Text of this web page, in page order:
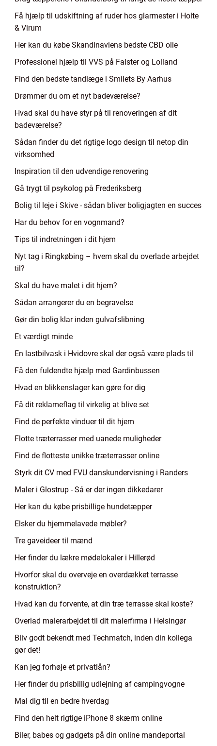
Få hjælp til udskiftning af ruder hos glarmester i Holte
& Virum
Her kan du købe Skandinaviens bedste CBD olie
Professionel hjælp til VVS på Falster og Lolland
Find den bedste tandlæge i Smilets By Aarhus
Drømmer du om et nyt badeværelse?
Hvad skal du have styr på til renoveringen af dit
badeværelse?
Sådan finder du det rigtige logo design til netop din
virksomhed
Inspiration til den udvendige renovering
Gå trygt til psykolog på Frederiksberg
Bolig til leje i Skive - sådan bliver boligjagten en succes
Har du behov for en vognmand?
Tips til indretningen i dit hjem
Nyt tag i Ringkøbing – hvem skal du overlade arbejdet
til?
Skal du have malet i dit hjem?
Sådan arrangerer du en begravelse
Gør din bolig klar inden gulvafslibning
Et værdigt minde
En lastbilvask i Hvidovre skal der også være plads til
Få den fuldendte hjælp med Gardinbussen
Hvad en blikkenslager kan gøre for dig
Få dit reklameflag til virkelig at blive set
Find de perfekte vinduer til dit hjem
Flotte træterrasser med uanede muligheder
Find de flotteste unikke træterrasser online
Styrk dit CV med FVU danskundervisning i Randers
Maler i Glostrup - Så er der ingen dikkedarer
Her kan du købe prisbillige hundetæpper
Elsker du hjemmelavede møbler?
Tre gaveideer til mænd
Her finder du lækre mødelokaler i Hillerød
Hvorfor skal du overveje en overdækket terrasse
konstruktion?
Hvad kan du forvente, at din træ terrasse skal koste?
Overlad malerarbejdet til dit malerfirma i Helsingør
Bliv godt bekendt med Techmatch, inden din kollega
gør det!
Kan jeg forhøje et privatlån?
Her finder du prisbillig udlejning af campingvogne
Mal dig til en bedre hverdag
Find den helt rigtige iPhone 8 skærm online
Biler, babes og gadgets på din online mandeportal